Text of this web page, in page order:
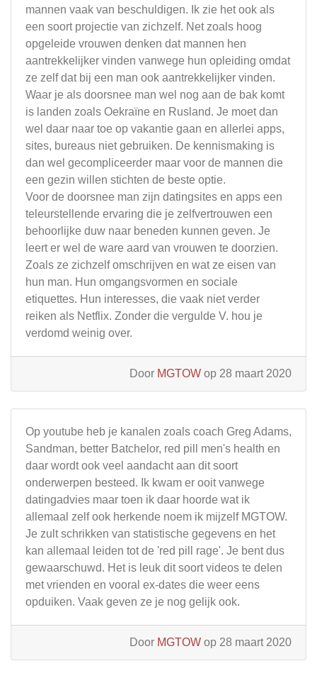
mannen vaak van beschuldigen. Ik zie het ook als
een soort projectie van zichzelf. Net zoals hoog
opgeleide vrouwen denken dat mannen hen
aantrekkelijker vinden vanwege hun opleiding omdat
ze zelf dat bij een man ook aantrekkelijker vinden.
Waar je als doorsnee man wel nog aan de bak komt
is landen zoals Oekraïne en Rusland. Je moet dan
wel daar naar toe op vakantie gaan en allerlei apps,
sites, bureaus niet gebruiken. De kennismaking is
dan wel gecompliceerder maar voor de mannen die
een gezin willen stichten de beste optie.
Voor de doorsnee man zijn datingsites en apps een
teleurstellende ervaring die je zelfvertrouwen een
behoorlijke duw naar beneden kunnen geven. Je
leert er wel de ware aard van vrouwen te doorzien.
Zoals ze zichzelf omschrijven en wat ze eisen van
hun man. Hun omgangsvormen en sociale
etiquettes. Hun interesses, die vaak niet verder
reiken als Netflix. Zonder die vergulde V. hou je
verdomd weinig over.
Door MGTOW op 28 maart 2020
Op youtube heb je kanalen zoals coach Greg Adams,
Sandman, better Batchelor, red pill men's health en
daar wordt ook veel aandacht aan dit soort
onderwerpen besteed. Ik kwam er ooit vanwege
datingadvies maar toen ik daar hoorde wat ik
allemaal zelf ook herkende noem ik mijzelf MGTOW.
Je zult schrikken van statistische gegevens en het
kan allemaal leiden tot de 'red pill rage'. Je bent dus
gewaarschuwd. Het is leuk dit soort videos te delen
met vrienden en vooral ex-dates die weer eens
opduiken. Vaak geven ze je nog gelijk ook.
Door MGTOW op 28 maart 2020